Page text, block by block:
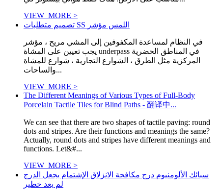
VIEW_MORE >
تصميم متطلبات SS اللمس مؤشر
في النظام لمساعدة المكفوفين إلى المشي مريح ، مؤشر
يجب تعيين على المشاة underpass في المناطق الحضرية
المركزية مثل الطرق ، الشوارع التجارية ، شوارع للمشاة
والساحات...
VIEW_MORE >
The Different Meanings of Various Types of Full-Body
Porcelain Tactile Tiles for Blind Paths - 翻译中...
We can see that there are two shapes of tactile paving: round
dots and stripes. Are their functions and meanings the same?
Actually, round dots and stripes have different meanings and
functions. Let&#...
VIEW_MORE >
سبائك الألومنيوم درج مكافحة الانزلاق الإشتمام يجعل الدرج
لم يعد خطير